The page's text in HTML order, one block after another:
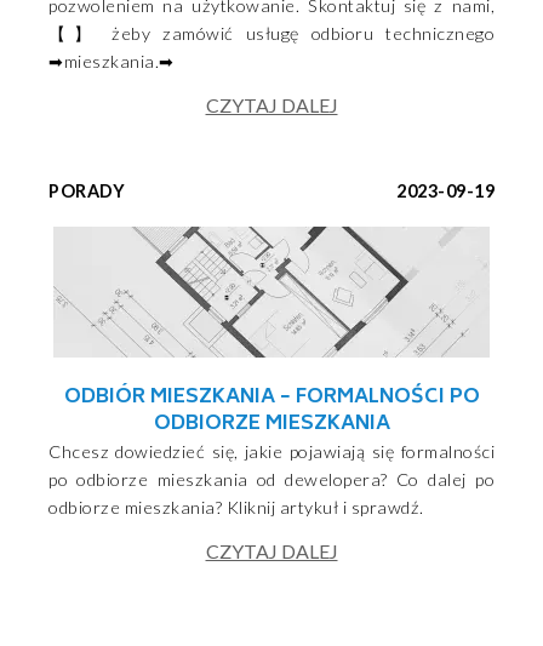
pozwoleniem na użytkowanie. Skontaktuj się z nami,
【】 żeby zamówić usługę odbioru technicznego
➡mieszkania.➡
CZYTAJ DALEJ
PORADY 2023-09-19
ODBIÓR MIESZKANIA − FORMALNOŚCI PO
ODBIORZE MIESZKANIA
Chcesz dowiedzieć się, jakie pojawiają się formalności
po odbiorze mieszkania od dewelopera? Co dalej po
odbiorze mieszkania? Kliknij artykuł i sprawdź.
CZYTAJ DALEJ